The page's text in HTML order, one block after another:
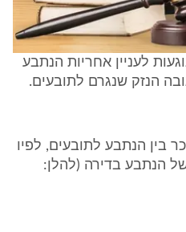
לעניין אחריות הנתבע
גובה הנזק שנגרם לתובעים.
חוזה מכר בין הנתבע לתובעים, לפיו
של הנתבע בדירה (להלן: